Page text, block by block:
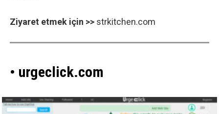
Ziyaret etmek için >> strkitchen.com
• urgeclick.com